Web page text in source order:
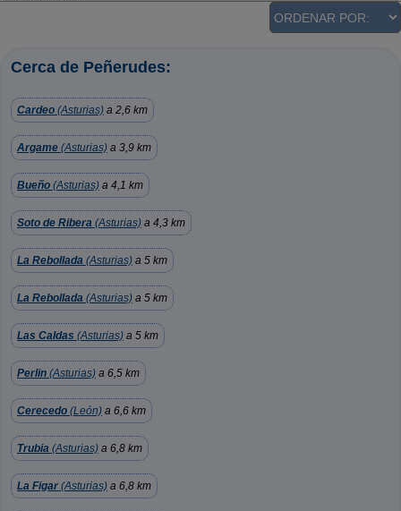
Cerca de Peñerudes:
Cardeo (Asturias) a 2,6 km
Argame (Asturias) a 3,9 km
Bueño (Asturias) a 4,1 km
Soto de Ribera (Asturias) a 4,3 km
La Rebollada (Asturias) a 5 km
La Rebollada (Asturias) a 5 km
Las Caldas (Asturias) a 5 km
Perlin (Asturias) a 6,5 km
Cerecedo (León) a 6,6 km
Trubia (Asturias) a 6,8 km
La Figar (Asturias) a 6,8 km